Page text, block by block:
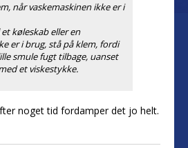
når vaskemaskinen ikke er i
køleskab eller en
er i brug, stå på klem, fordi
smule fugt tilbage, uanset
et viskestykke.
noget tid fordamper det jo helt.